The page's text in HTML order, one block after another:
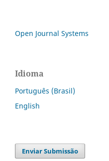
Open Journal Systems
Idioma
Português (Brasil)
English
Enviar Submissão